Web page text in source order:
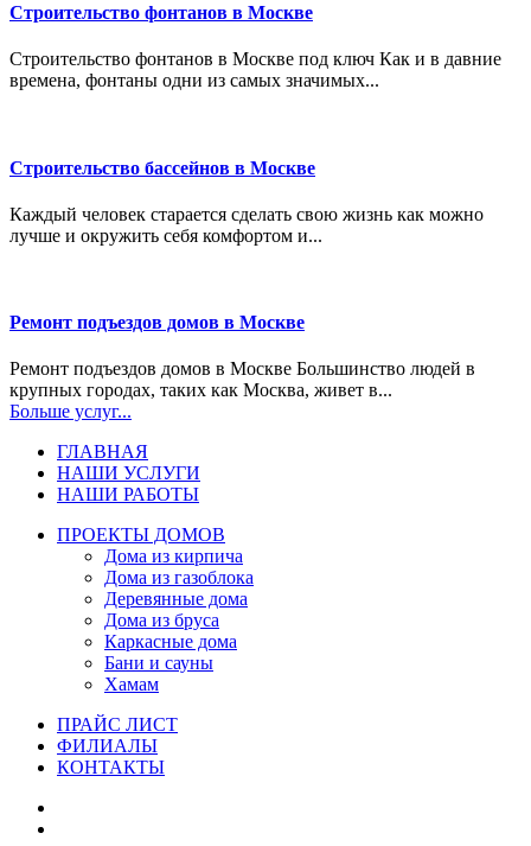
Строительство фонтанов в Москве
Строительство фонтанов в Москве под ключ Как и в давние
времена, фонтаны одни из самых значимых...
Строительство бассейнов в Москве
Каждый человек старается сделать свою жизнь как можно
лучше и окружить себя комфортом и...
Ремонт подъездов домов в Москве
Ремонт подъездов домов в Москве Большинство людей в
крупных городах, таких как Москва, живет в...
Больше услуг...
ГЛАВНАЯ
НАШИ УСЛУГИ
НАШИ РАБОТЫ
ПРОЕКТЫ ДОМОВ
Дома из кирпича
Дома из газoблока
Деревянные дома
Дома из бруса
Каркасные дома
Бани и сауны
Хамам
ПРАЙС ЛИСТ
ФИЛИАЛЫ
КОНТАКТЫ